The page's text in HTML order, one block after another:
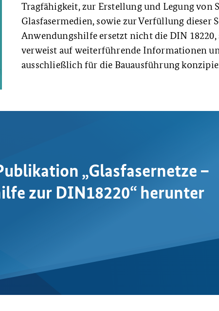
Tragfähigkeit, zur Erstellung und Legung von
Glasfasermedien, sowie zur Verfüllung dieser
Anwendungshilfe ersetzt nicht die DIN 18220,
verweist auf weiterführende Informationen
ausschließlich für die Bauausführung
„Glasfasernetze –
zur DIN18220“ herunter